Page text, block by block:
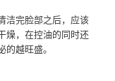
洁完脸部之后，应该
燥，在控油的同时还
越旺盛。